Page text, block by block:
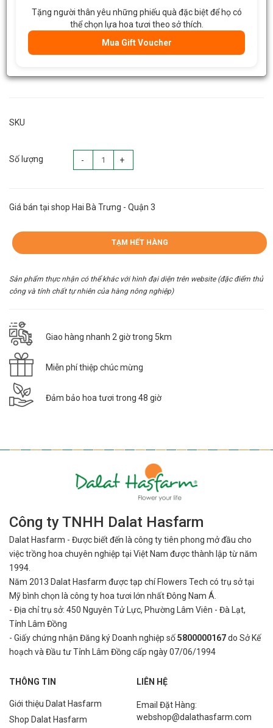
SKU
Số lượng - +
Giá bán tại shop Hai Bà Trưng - Quận 3
TẠM HẾT HÀNG
Sản phẩm thực nhận có thể khác với hình đại diện trên website (đặc điểm thủ
công và tính chất tự nhiên của hàng nông nghiệp)
Giao hàng nhanh 2 giờ trong 5km
Miễn phí thiệp chúc mừng
Đảm bảo hoa tươi trong 48 giờ
Công ty TNHH Dalat Hasfarm
Dalat Hasfarm - Được biết đến là công ty tiên phong mở đầu cho
việctrồng hoa chuyên nghiệp tại Việt Nam được thành lập từ năm
1994.
Năm 2013 Dalat Hasfarm được tạp chí Flowers Tech có trụ sở tại
Mỹ bình chọn là công ty hoa tươi lớn nhất Đông Nam Á.
- Địa chỉ trụ sở: 450 Nguyên Tử Lực, Phường Lâm Viên - Đà Lạt,
Tỉnh Lâm Đồng
- Giấy chứng nhận Đăng ký Doanh nghiệp số5800000167do Sở Kế
hoạch và Đầu tư Tỉnh Lâm Đồng cấp ngày 07/06/1994
THÔNG TIN
Giới thiệu Dalat Hasfarm
Shop Dalat Hasfarm
LIÊN HỆ
Email Đặt Hàng:
webshop@dalathasfarm.com
Tặng người thân yêu những phiếu quà đặc biệt để họ có
thể chọn lựa hoa tươi theo sở thích.
Mua Gift Voucher